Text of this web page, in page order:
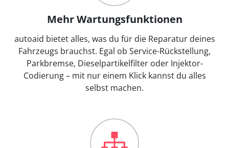
Mehr Wartungsfunktionen
autoaid bietet alles, was du für die Reparatur deines
Fahrzeugs brauchst. Egal ob Service-Rückstellung,
Parkbremse, Dieselpartikelfilter oder Injektor-
Codierung – mit nur einem Klick kannst du alles
selbst machen.